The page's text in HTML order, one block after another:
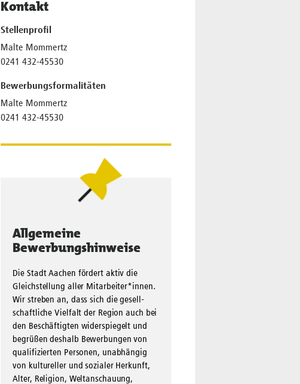
Kontakt
Stellenprofil
Malte Mommertz
0241 432-45530
Bewerbungsformalitäten
Malte Mommertz
0241 432-45530
Allgemeine
Bewerbungshinweise
Die Stadt Aachen fördert aktiv die
Gleichstellung aller Mit­arbei­ter*innen.
Wir streben an, dass sich die gesell­
schaftliche Viel­falt der Region auch bei
den Beschäftigten wider­spiegelt und
begrüßen deshalb Bewerbungen von
qualifizierten Per­sonen, unabhängig
von kultureller und sozialer Herkunft,
Alter, Reli­gion, Welt­anschauung,